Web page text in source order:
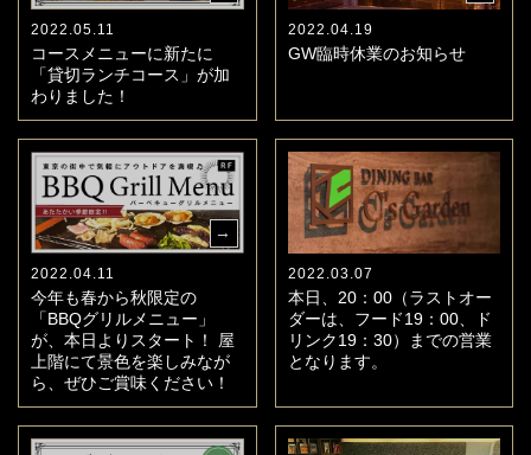
2022.05.11
コースメニューに新たに
「貸切ランチコース」が加
わりました！
2022.04.19
GW臨時休業のお知らせ
2022.04.11
今年も春から秋限定の
「BBQグリルメニュー」
が、本日よりスタート！ 屋
上階にて景色を楽しみなが
ら、ぜひご賞味ください！
2022.03.07
本日、20：00（ラストオー
ダーは、フード19：00、ド
リンク19：30）までの営業
となります。